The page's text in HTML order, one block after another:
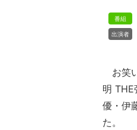
お笑
明 THE
優・伊
た。